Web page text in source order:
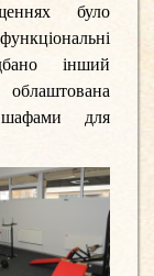
було
інший
шафами для